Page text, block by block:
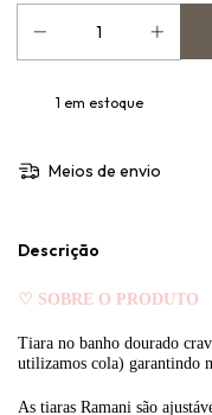
1 em estoque
Meios de envio
Descrição
♡ SOBRE O PRODUTO
Tiara no banho dourado
utilizamos cola) garantindo
As tiaras Ramani são